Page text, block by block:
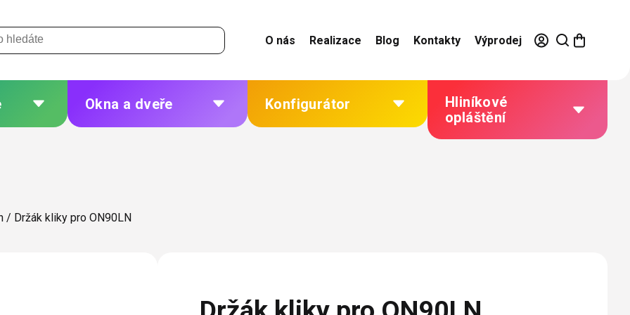
O nás Realizace Blog Kontakty Výprodej
Okna a dveře
Ocelová okna a dveře
Konfigurátor
Hliníkové
opláštění
/ Držák kliky pro ON90LN